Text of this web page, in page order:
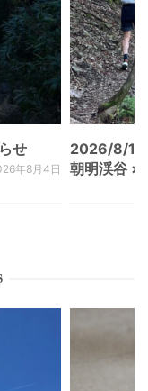
せ
年8月4日
2026/8/
朝明渓谷 ×